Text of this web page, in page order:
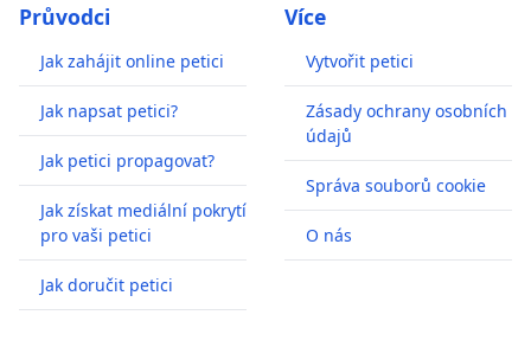
Průvodci
Jak zahájit online petici
Jak napsat petici?
Jak petici propagovat?
Jak získat mediální pokrytí
pro vaši petici
Jak doručit petici
Více
Vytvořit petici
Zásady ochrany osobních
údajů
Správa souborů cookie
O nás